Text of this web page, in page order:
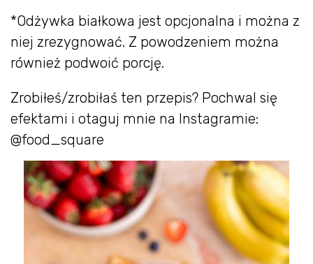
*Odżywka białkowa jest opcjonalna i można z
niej zrezygnować. Z powodzeniem można
również podwoić porcję.
Zrobiłeś/zrobiłaś ten przepis? Pochwal się
efektami i otaguj mnie na Instagramie:
@food_square